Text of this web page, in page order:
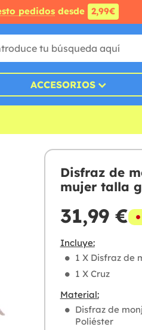
pedidosdesde 2,99€
ACCESORIOS
Disfraz de
mujer talla
31,99 €
Incluye:
1 X Disfraz de
1 X Cruz
Material:
Disfraz de
Poliéster